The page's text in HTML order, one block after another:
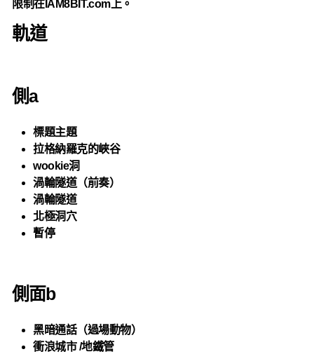
限制在IAM8BIT.com上。
軌道
側a
標題主題
拉格納羅克的峽谷
wookie洞
渦輪隧道（前奏）
渦輪隧道
北極洞穴
暫停
側面b
黑暗通話（過場動物）
衝浪城市 /地鐵管